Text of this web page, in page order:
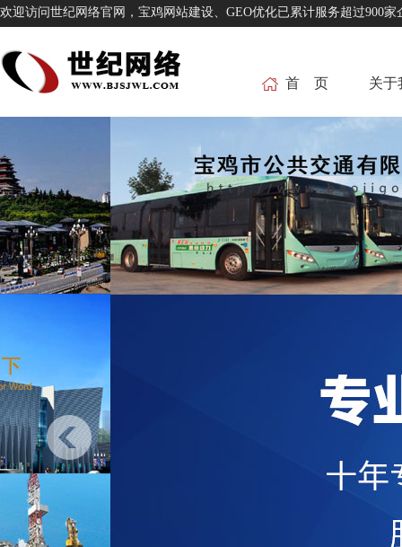
欢迎访问世纪网络官网，宝鸡网站建设、GEO优化已累计服务超
首 页 关于